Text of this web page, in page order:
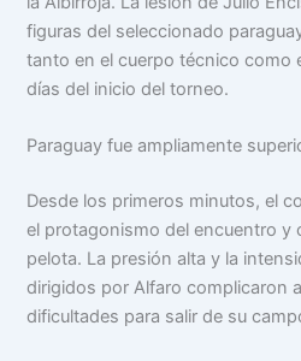
figuras del seleccionado
tanto en el cuerpo técnico como
días del inicio del torneo.
Paraguay fue ampliamente
Desde los primeros minutos, el
el protagonismo del encuentro y
pelota. La presión alta y la
dirigidos por Alfaro complicaron
dificultades para salir de su